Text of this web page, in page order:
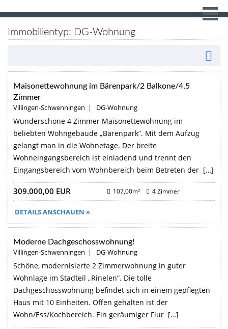
Immobilientyp: DG-Wohnung
Maisonettewohnung im Bärenpark/2 Balkone/4,5
Zimmer
Villingen-Schwenningen | DG-Wohnung
Wunderschöne 4 Zimmer Maisonettewohnung im
beliebten Wohngebäude „Bärenpark“. Mit dem Aufzug
gelangt man in die Wohnetage. Der breite
Wohneingangsbereich ist einladend und trennt den
Eingangsbereich vom Wohnbereich beim Betreten der […]
309.000,00 EUR 107,00m² 4 Zimmer
DETAILS ANSCHAUEN »
Moderne Dachgeschosswohnung!
Villingen-Schwenningen | DG-Wohnung
Schöne, modernisierte 2 Zimmerwohnung in guter
Wohnlage im Stadteil „Rinelen“. Die tolle
Dachgeschosswohnung befindet sich in einem gepflegten
Haus mit 10 Einheiten. Offen gehalten ist der
Wohn/Ess/Kochbereich. Ein geräumiger Flur […]